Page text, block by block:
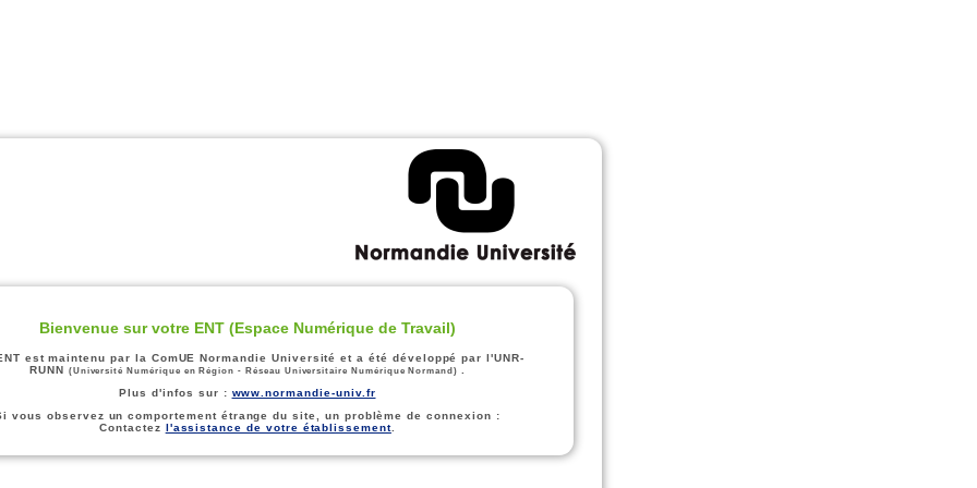
Bienvenue sur votre ENT (Espace Numérique de Travail)
est maintenu par la ComUE Normandie Université et a été développé par l'UNR-
RUNN (Université Numérique en Région - Réseau Universitaire Numérique Normand)
Plus d'infos sur : www.normandie-univ.fr
vous observez un comportement étrange du site, un problème de connexion :
Contactez l'assistance de votre établissement.